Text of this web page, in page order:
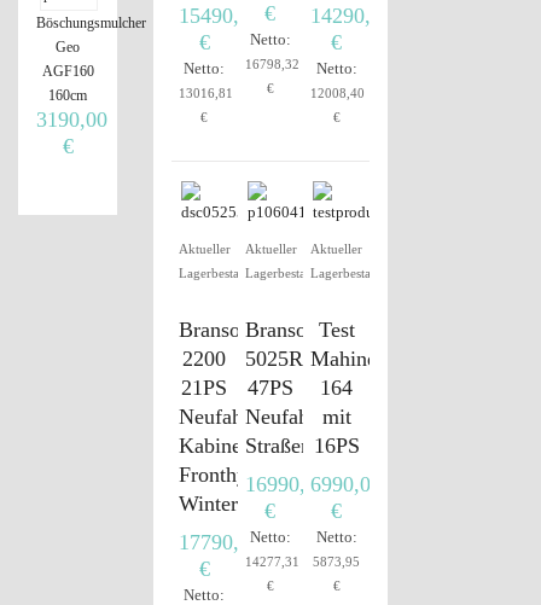
15490,00
€
Netto:
13016,81
€
€
Netto:
16798,32
€
14290,00
€
Netto:
12008,40
€
Aktueller
Lagerbestand
Branson
2200
21PS
Neufahrzeug,
Kabine,
Fronthydraulik,
Winterdienst
17790,00
€
Netto:
Aktueller
Lagerbestand
Branson
5025R
47PS
Neufahrzeug,
Straßenzulassung
16990,00
€
Netto:
14277,31
€
Aktueller
Lagerbestand
Test
Mahindra
164
mit
16PS
6990,00
€
Netto:
5873,95
€
Böschungsmulcher
Geo
AGF160
160cm
3190,00
€